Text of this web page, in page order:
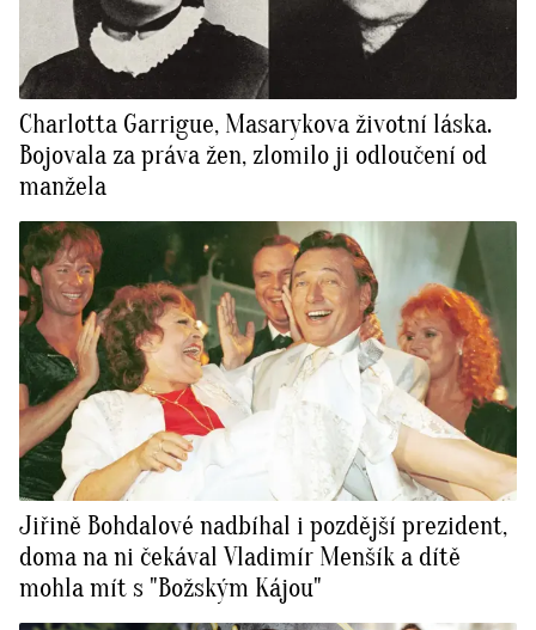
Charlotta Garrigue, Masarykova životní láska.
Bojovala za práva žen, zlomilo ji odloučení od
manžela
Jiřině Bohdalové nadbíhal i pozdější prezident,
doma na ni čekával Vladimír Menšík a dítě
mohla mít s "Božským Kájou"